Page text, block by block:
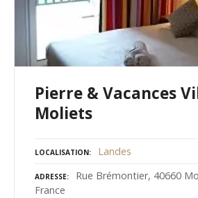
Pierre & Vacances
Moliets
LOCALISATION Landes
ADRESSE
Rue Brémontier, 40660
France